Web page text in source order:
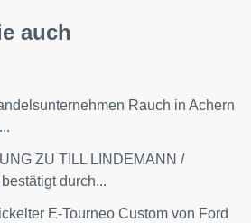
auch
Rauch in Achern
ZU TILL LINDEMANN /
durch...
E-Tourneo Custom von Ford